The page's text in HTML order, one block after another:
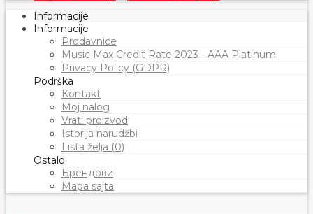
Informacije
Informacije
Prodavnice
Music Max Credit Rate 2023 - AAA Platinum
Privacy Policy (GDPR)
Podrška
Kontakt
Moj nalog
Vrati proizvod
Istorija narudžbi
Lista želja (0)
Ostalo
Брендови
Mapa sajta